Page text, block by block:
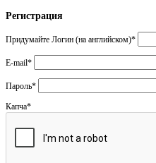
Регистрация
Придумайте Логин (на английском)*
E-mail*
Пароль*
Капча*